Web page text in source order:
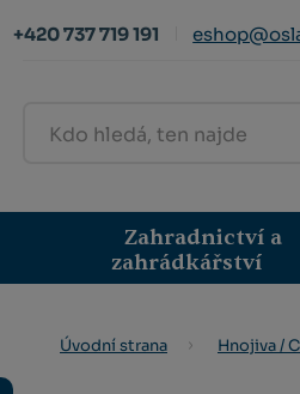
+420 737 719 191
hledá,
Zahradnictví a
zahrádkářství
Úvodní strana Hnojiva /